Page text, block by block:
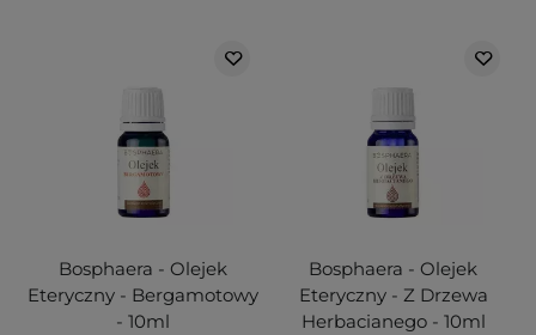
Bosphaera - Olejek
Eteryczny - Bergamotowy
- 10ml
Bosphaera - Olejek
Eteryczny - Z Drzewa
Herbacianego - 10ml